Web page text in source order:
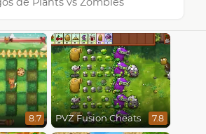
8.7 PVZ Fusion Cheats 7.8